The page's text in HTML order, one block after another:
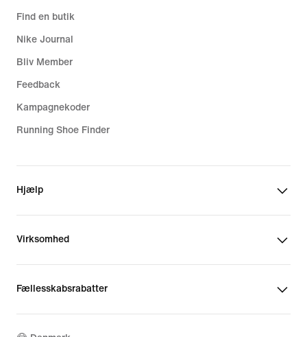
Find en butik
Nike Journal
Bliv Member
Feedback
Kampagnekoder
Running Shoe Finder
Hjælp
Virksomhed
Fællesskabsrabatter